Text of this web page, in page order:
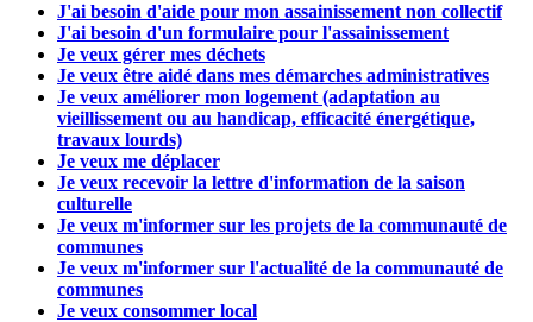
J'ai besoin d'aide pour mon assainissement non collectif
J'ai besoin d'un formulaire pour l'assainissement
Je veux gérer mes déchets
Je veux être aidé dans mes démarches administratives
Je veux améliorer mon logement (adaptation au
vieillissement ou au handicap, efficacité énergétique,
travaux lourds)
Je veux me déplacer
Je veux recevoir la lettre d'information de la saison
culturelle
Je veux m'informer sur les projets de la communauté de
communes
Je veux m'informer sur l'actualité de la communauté de
communes
Je veux consommer local